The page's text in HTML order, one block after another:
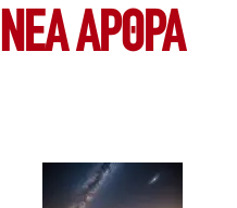
ΝΕΑ ΆΡΘΡΑ